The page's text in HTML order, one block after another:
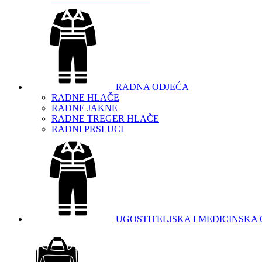
RADNA ODJEĆA
RADNE HLAČE
RADNE JAKNE
RADNE TREGER HLAČE
RADNI PRSLUCI
UGOSTITELJSKA I MEDICINSKA